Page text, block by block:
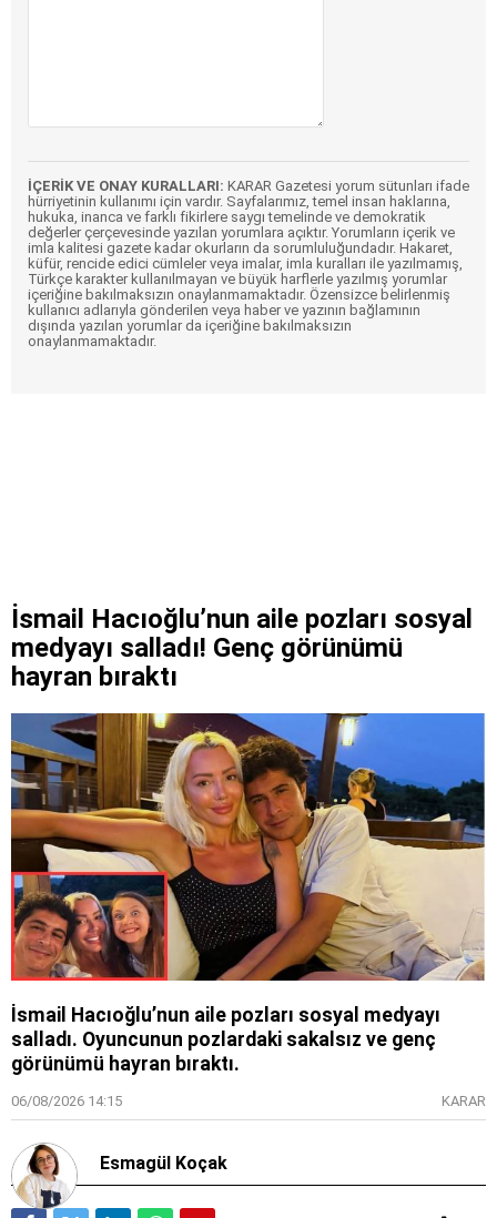
İÇERİK VE ONAY KURALLARI: KARAR Gazetesi yorum sütunları ifade
hürriyetinin kullanımı için vardır. Sayfalarımız, temel insan haklarına,
hukuka, inanca ve farklı fikirlere saygı temelinde ve demokratik
değerler çerçevesinde yazılan yorumlara açıktır. Yorumların içerik ve
imla kalitesi gazete kadar okurların da sorumluluğundadır. Hakaret,
küfür, rencide edici cümleler veya imalar, imla kuralları ile yazılmamış,
Türkçe karakter kullanılmayan ve büyük harflerle yazılmış yorumlar
içeriğine bakılmaksızın onaylanmamaktadır. Özensizce belirlenmiş
kullanıcı adlarıyla gönderilen veya haber ve yazının bağlamının
dışında yazılan yorumlar da içeriğine bakılmaksızın
onaylanmamaktadır.
İsmail Hacıoğlu’nun aile pozları sosyal
medyayı salladı! Genç görünümü
hayran bıraktı
İsmail Hacıoğlu’nun aile pozları sosyal medyayı
salladı. Oyuncunun pozlardaki sakalsız ve genç
görünümü hayran bıraktı.
06/08/2026 14:15 KARAR
Esmagül Koçak